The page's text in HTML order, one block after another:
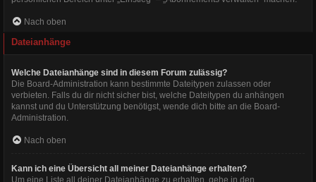
Nach oben
Dateianhänge
Welche Dateianhänge sind in diesem Forum zulässig?
Die Board-Administration kann bestimmte Dateitypen zulassen oder
verbieten. Falls du dir nicht sicher bist, welche Dateitypen du anhängen
kannst und du Unterstützung benötigst, wende dich bitte an die Board-
Administration.
Nach oben
Kann ich eine Übersicht all meiner Dateianhänge erhalten?
Um eine Liste all deiner Dateianhänge zu erhalten, gehe in den